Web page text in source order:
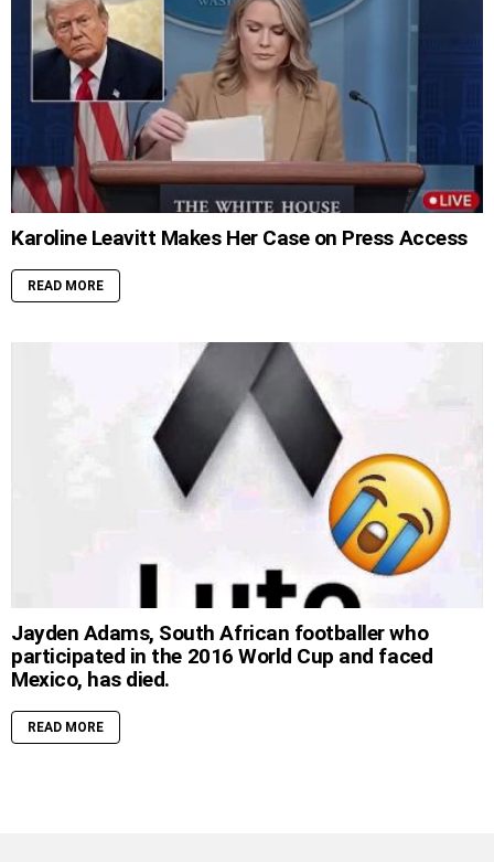
Karoline Leavitt Makes Her Case on Press Access
READ MORE
Jayden Adams, South African footballer who
participated in the 2016 World Cup and faced
Mexico, has died.
READ MORE